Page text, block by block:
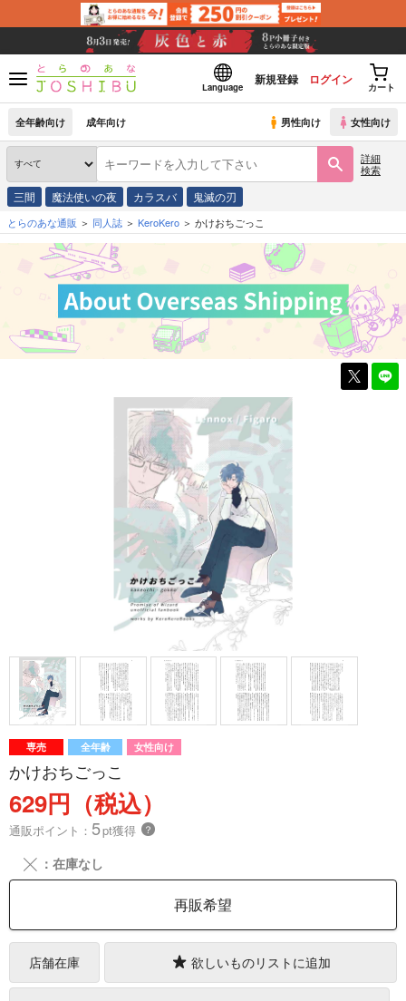
Language
新規登録 ログイン
カート
全年齢向け 成年向け 男性向け 女性向け
詳細
検索
三間 魔法使いの夜 カラスバ 鬼滅の刃
とらのあな通販 同人誌 KeroKero かけおちごっこ
専売 全年齢 女性向け
かけおちごっこ
629円（税込）
通販ポイント： 5pt獲得 ？
╳ ：在庫なし
再販希望
店舗在庫 欲しいものリストに追加